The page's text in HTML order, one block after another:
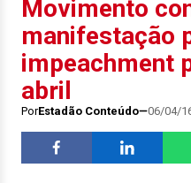
Movimento
manifestação
impeachment
abril
PorEstadão Conteúdo 06/04/